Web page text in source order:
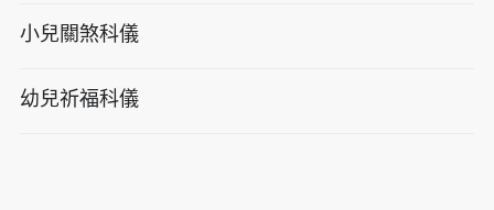
小兒關煞科儀
幼兒祈福科儀